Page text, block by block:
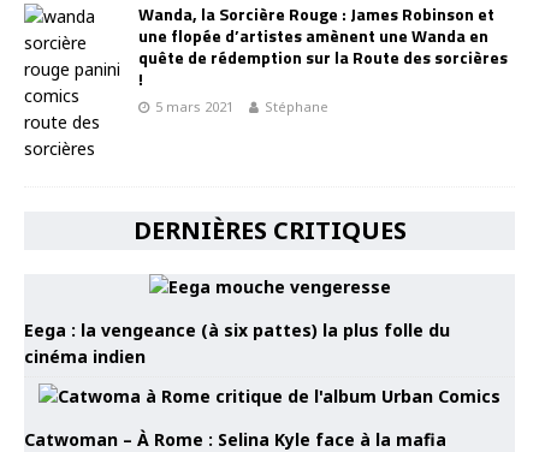
Wanda, la Sorcière Rouge : James Robinson et
une flopée d’artistes amènent une Wanda en
quête de rédemption sur la Route des sorcières
!
5 mars 2021 Stéphane
DERNIÈRES CRITIQUES
Eega : la vengeance (à six pattes) la plus folle du
cinéma indien
Catwoman – À Rome : Selina Kyle face à la mafia